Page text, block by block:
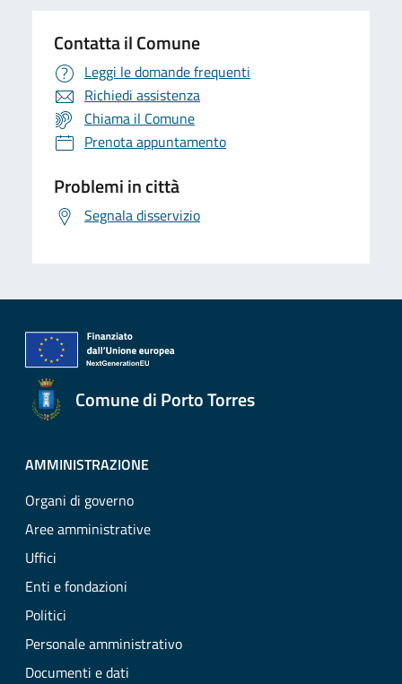
Contatta il Comune
Leggi le domande frequenti
Richiedi assistenza
Chiama il Comune
Prenota appuntamento
Problemi in città
Segnala disservizio
Comune di Porto Torres
AMMINISTRAZIONE
Organi di governo
Aree amministrative
Uffici
Enti e fondazioni
Politici
Personale amministrativo
Documenti e dati